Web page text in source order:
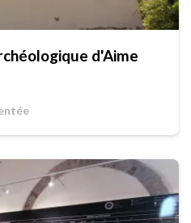
d'Aime